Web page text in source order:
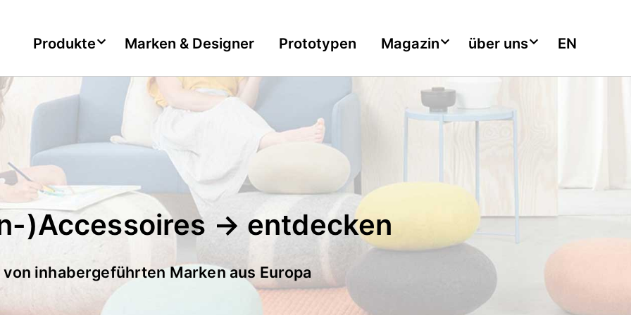
Produkte Marken & Designer Prototypen Magazin über uns EN
)Accessoires → entdecken
von inhabergeführten Marken aus Europa